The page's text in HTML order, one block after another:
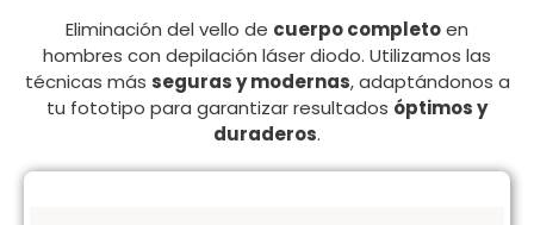
Eliminación del vello de cuerpo completoen
hombres con depilación láser diodo. Utilizamos las
técnicas más seguras y modernas, adaptándonos a
tu fototipo para garantizar resultados óptimos y
duraderos.